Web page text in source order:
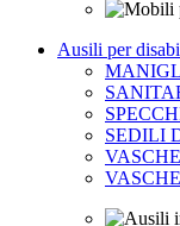
Ausili per
SEDILI